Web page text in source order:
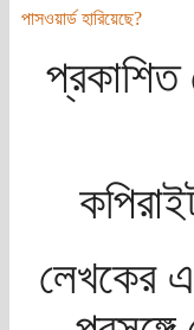
পাসওয়ার্ড হারিয়েছে?
প্রকাশিত
লেখকের